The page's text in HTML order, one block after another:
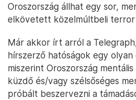
Oroszország állhat egy sor,
elkövetett közelmúltbeli
Már akkor írt arról a
hírszerző hatóságok egy
miszerint Oroszország
küzdő és/vagy szélsőséges
próbált beszervezni a